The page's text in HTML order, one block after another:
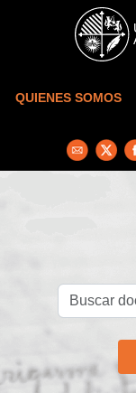
Skip to main content
QUIENES SOMOS